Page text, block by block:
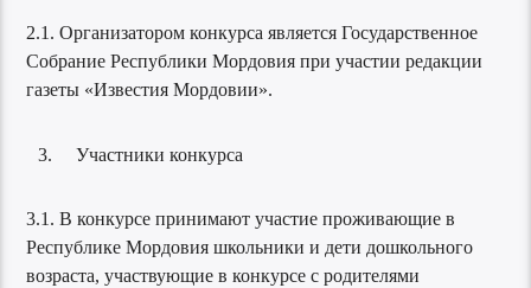
2.1. Организатором конкурса является Государственное
Собрание Республики Мордовия при участии редакции
газеты «Известия Мордовии».
Участники конкурса
3.1. В конкурсе принимают участие проживающие в
Республике Мордовия школьники и дети дошкольного
возраста, участвующие в конкурсе с родителями